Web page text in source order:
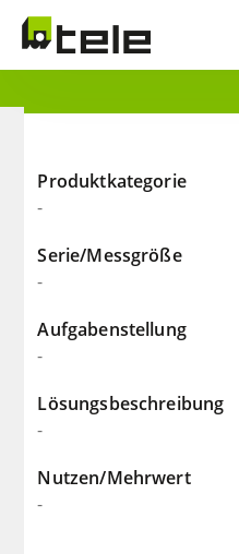
Produktkategorie
-
Serie/Messgröße
-
Aufgabenstellung
-
Lösungsbeschreibung
-
Nutzen/Mehrwert
-